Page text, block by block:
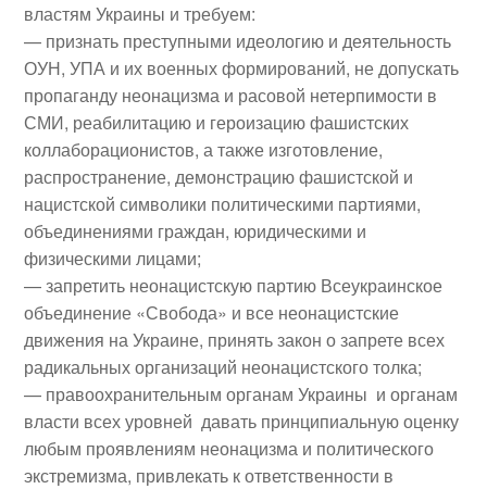
властям Украины и требуем:
— признать преступными идеологию и деятельность
ОУН, УПА и их военных формирований, не допускать
пропаганду неонацизма и расовой нетерпимости в
СМИ, реабилитацию и героизацию фашистских
коллаборационистов, а также изготовление,
распространение, демонстрацию фашистской и
нацистской символики политическими партиями,
объединениями граждан, юридическими и
физическими лицами;
— запретить неонацистскую партию Всеукраинское
объединение «Свобода» и все неонацистские
движения на Украине, принять закон о запрете всех
радикальных организаций неонацистского толка;
— правоохранительным органам Украины и органам
власти всех уровней давать принципиальную оценку
любым проявлениям неонацизма и политического
экстремизма, привлекать к ответственности в